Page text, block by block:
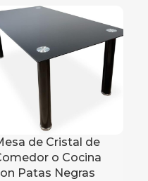
de Cristal de
o Cocina
Patas Negras